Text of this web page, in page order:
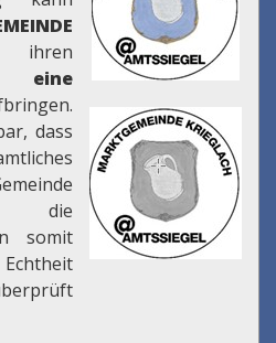
ihren
eine
dass
die
somit